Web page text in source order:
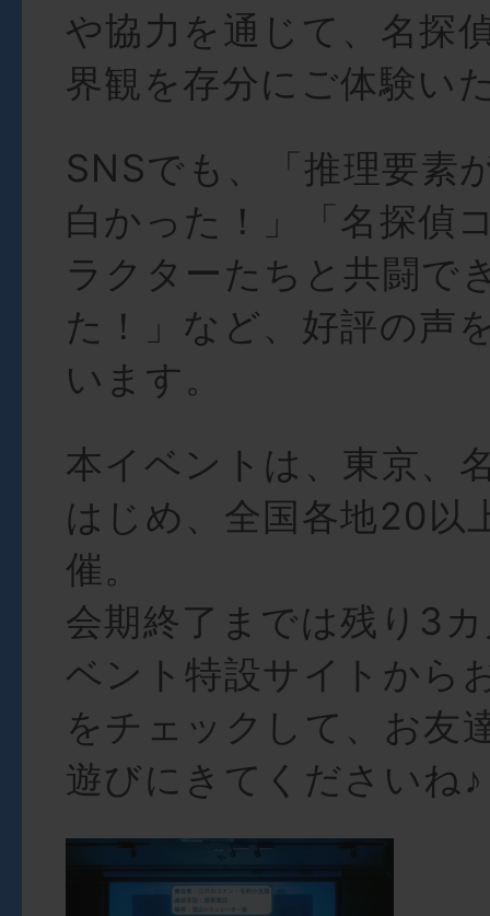
や協力を通じて、名探
界観を存分にご体験い
SNSでも、「推理要素
白かった！」「名探偵
ラクターたちと共闘で
た！」など、好評の声
います。
本イベントは、東京、
はじめ、全国各地20以
催。
会期終了までは残り3
ベント特設サイトから
をチェックして、お友
遊びにきてくださいね♪